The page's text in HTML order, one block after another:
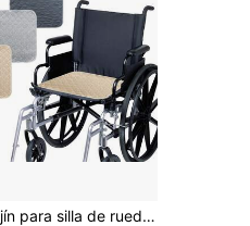
1 pieza Cojín para silla de ruedas, almohadilla para incontinencia de ancianos, absorbente y transpirable, impermeable y a prueba de fugas, almohadilla de cuidado de unicolor, silla de ruedas/silla de comedor/asiento de coche, unisex, adecuado para personas de mediana edad, ancianos, personas con discapacidad, todas las estaciones, regalo perfecto para vacaciones.